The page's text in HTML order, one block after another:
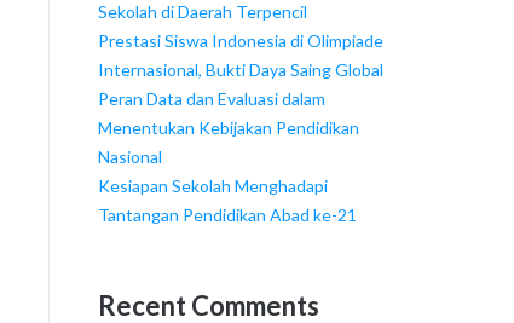
Sekolah di Daerah Terpencil
Prestasi Siswa Indonesia di Olimpiade
Internasional, Bukti Daya Saing Global
Peran Data dan Evaluasi dalam
Menentukan Kebijakan Pendidikan
Nasional
Kesiapan Sekolah Menghadapi
Tantangan Pendidikan Abad ke-21
Recent Comments